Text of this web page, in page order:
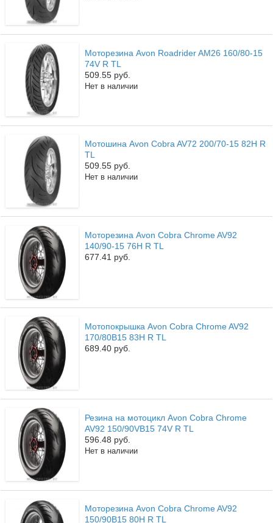
Моторезина Avon Roadrider AM26 160/80-15
74V R TL
509.55 руб.
Нет в наличии
Мотошина Avon Cobra AV72 200/70-15 82H R
TL
509.55 руб.
Нет в наличии
Моторезина Avon Cobra Chrome AV92
140/90-15 76H R TL
677.41 руб.
Мотопокрышка Avon Cobra Chrome AV92
170/80B15 83H R TL
689.40 руб.
Резина на мотоцикл Avon Cobra Chrome
AV92 150/90VB15 74V R TL
596.48 руб.
Нет в наличии
Моторезина Avon Cobra Chrome AV92
150/90B15 80H R TL